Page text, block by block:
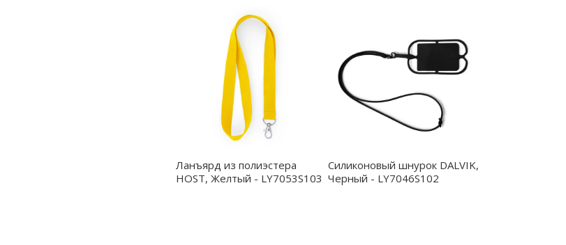
Ланъярд из полиэстера
HOST, Желтый - LY7053S103
Силиконовый шнурок DALVIK,
Черный - LY7046S102